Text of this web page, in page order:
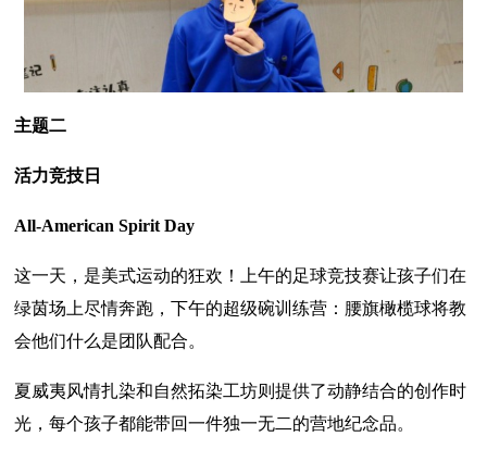
主题二
活力竞技日
All-American Spirit Day
这一天，是美式运动的狂欢！上午的足球竞技赛让孩子们在
绿茵场上尽情奔跑，下午的超级碗训练营：腰旗橄榄球将教
会他们什么是团队配合。
夏威夷风情扎染和自然拓染工坊则提供了动静结合的创作时
光，每个孩子都能带回一件独一无二的营地纪念品。